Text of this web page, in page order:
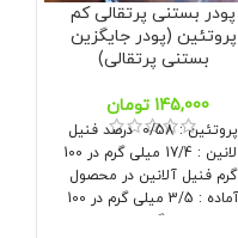
200 گرم 500 گرم
پودر بستنی پرتقالی کم
پروتئین (پودر جایگزین
بستنی پرتقالی)
تومان
پروتئین : 0/58 درصد فنیل
آلانین : 17/4 میلی گرم در 100
گرم فنیل آلانین در محصول
آماده : 3/5 میلی گرم در 100
گرم